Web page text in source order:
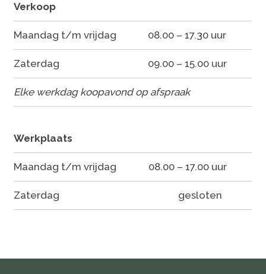
Verkoop
Maandag t/m vrijdag 08.00 – 17.30 uur
Zaterdag 09.00 – 15.00 uur
Elke werkdag koopavond op afspraak
Werkplaats
Maandag t/m vrijdag 08.00 – 17.00 uur
Zaterdag gesloten